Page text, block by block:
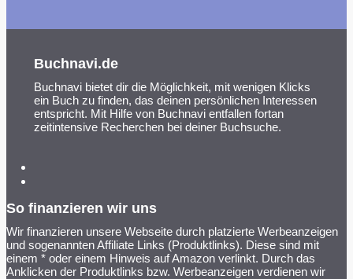
Buchnavi.de
Buchnavi bietet dir die Möglichkeit, mit wenigen Klicks
ein Buch zu finden, das deinen persönlichen Interessen
entspricht. Mit Hilfe von Buchnavi entfallen fortan
zeitintensive Recherchen bei deiner Buchsuche.
So finanzieren wir uns
Wir finanzieren unsere Webseite durch platzierte Werbeanzeigen
und sogenannten Affiliate Links (Produktlinks). Diese sind mit
einem * oder einem Hinweis auf Amazon verlinkt. Durch das
Anklicken der Produktlinks bzw. Werbeanzeigen verdienen wir